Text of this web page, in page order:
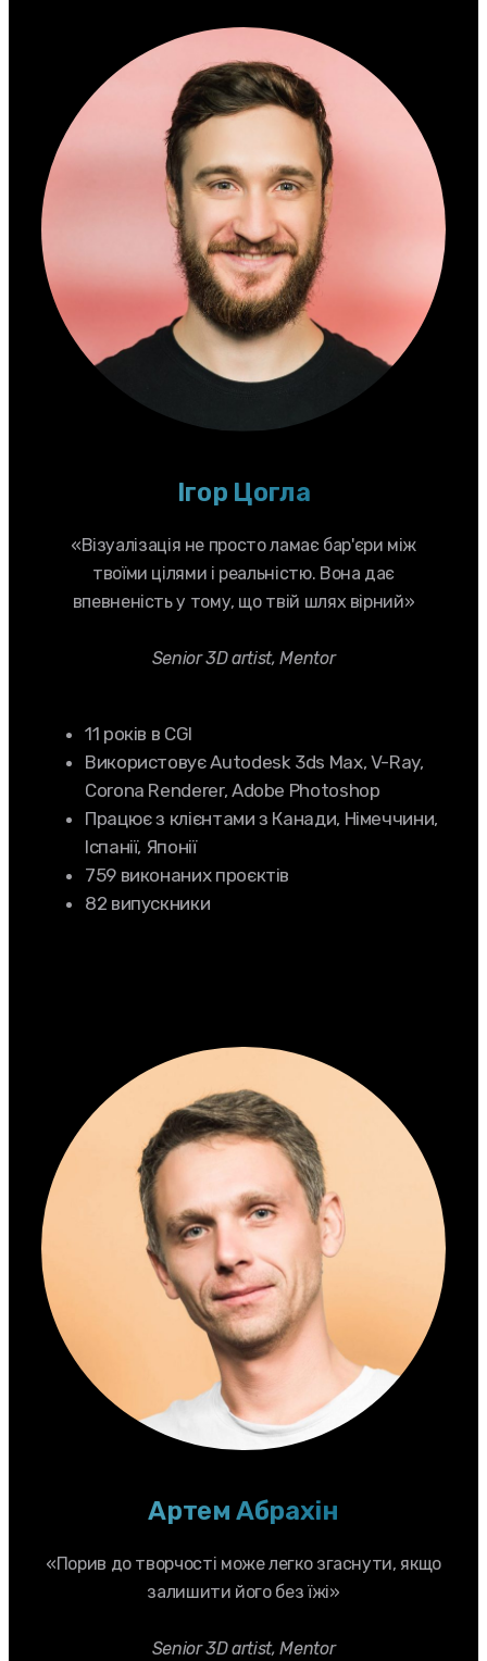
Ігор Цогла
«Візуалізація не просто ламає бар'єри між
твоїми цілями і реальністю. Вона дає
впевненість у тому, що твій шлях вірний»
Senior 3D artist, Mentor
11 років в CGI
Використовує Autodesk 3ds Max, V-Ray,
Corona Renderer, Adobe Photoshop
Працює з клієнтами з Канади, Німеччини,
Іспанії, Японії
759 виконаних проєктів
82 випускники
Артем Абрахін
«Порив до творчості може легко згаснути, якщо
залишити його без їжі»
Senior 3D artist, Mentor